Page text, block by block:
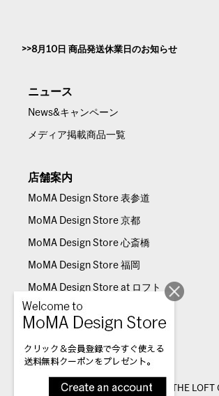
8月10日 商品発送休業日のお知らせ
ニュース
News&キャンペーン
メディア掲載商品一覧
店舗案内
MoMA Design Store 表参道
MoMA Design Store 京都
MoMA Design Store 心斎橋
MoMA Design Store 福岡
MoMA Design Store at ロフト
© THE